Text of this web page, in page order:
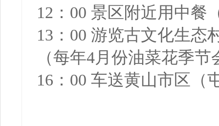
12：00 景区附近用中餐
13：00 游览古文化生
（每年4月份油菜花季
16：00 车送黄山市区（